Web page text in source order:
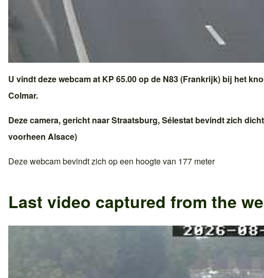
U vindt deze webcam at KP 65.00 op de N83 (Frankrijk) bij het
Colmar.
Deze camera, gericht naarStraatsburg,Sélestat bevindt zich
voorheen Alsace)
Deze webcam bevindt zich op een hoogte van 177 meter
Last video captured from the